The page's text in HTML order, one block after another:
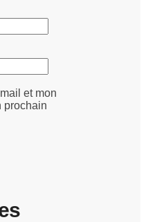
et mon
prochain